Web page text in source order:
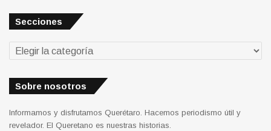
Secciones
Secciones
Sobre nosotros
Informamos y disfrutamos Querétaro. Hacemos periodismo útil y
revelador. El Queretano es nuestras historias.